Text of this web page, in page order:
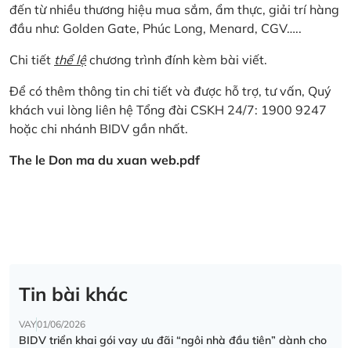
đến từ nhiều thương hiệu mua sắm, ẩm thực, giải trí hàng
đầu như: Golden Gate, Phúc Long, Menard, CGV…..
Chi tiết thể lệchương trình đính kèm bài viết.
Để có thêm thông tin chi tiết và được hỗ trợ, tư vấn, Quý
khách vui lòng liên hệ Tổng đài CSKH 24/7: 1900 9247
hoặc chi nhánh BIDV gần nhất.
The le Don ma du xuan web.pdf
Tin bài khác
VAY01/06/2026
BIDV triển khai gói vay ưu đãi “ngôi nhà đầu tiên” dành cho